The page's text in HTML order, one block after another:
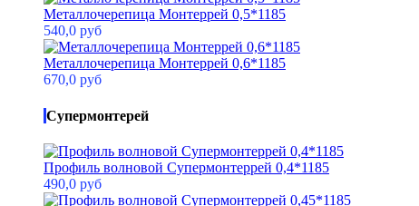
Металлочерепица Монтеррей 0,5*1185
540,0 руб
Металлочерепица Монтеррей 0,6*1185
670,0 руб
Супермонтерей
Профиль волновой Супермонтеррей 0,4*1185
490,0 руб